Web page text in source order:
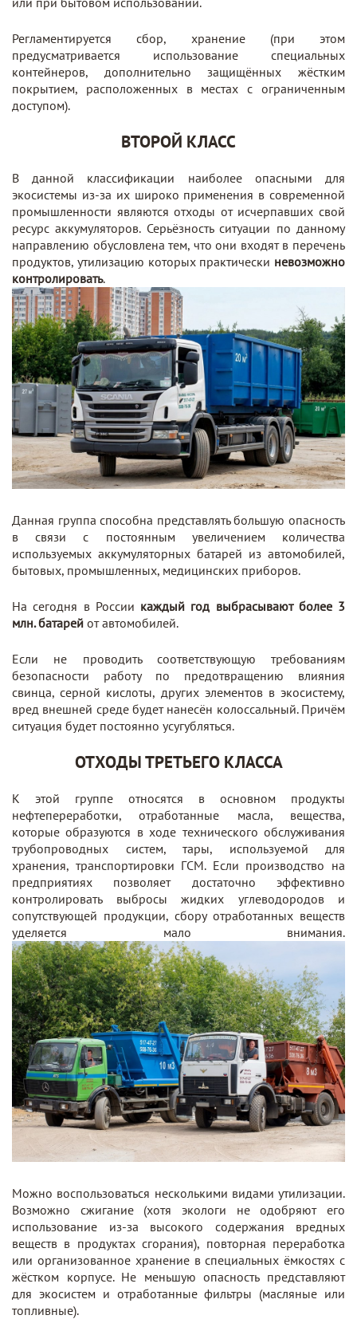
Регламентируется сбор, хранение (при этом
предусматривается использование специальных
контейнеров, дополнительно защищённых жёстким
покрытием, расположенных в местах с ограниченным
доступом).
ВТОРОЙ КЛАСС
В данной классификации наиболее опасными для
экосистемы из-за их широко применения в современной
промышленности являются отходы от исчерпавших свой
ресурс аккумуляторов. Серьёзность ситуации по данному
направлению обусловлена тем, что они входят в перечень
продуктов, утилизацию которых практически невозможно
контролировать.
Данная группа способна представлять большую опасность
в связи с постоянным увеличением количества
используемых аккумуляторных батарей из автомобилей,
бытовых, промышленных, медицинских приборов.
На сегодня в России каждый год выбрасывают более 3
млн. батарей от автомобилей.
Если не проводить соответствующую требованиям
безопасности работу по предотвращению влияния
свинца, серной кислоты, других элементов в экосистему,
вред внешней среде будет нанесён колоссальный. Причём
ситуация будет постоянно усугубляться.
ОТХОДЫ ТРЕТЬЕГО КЛАССА
К этой группе относятся в основном продукты
нефтепереработки, отработанные масла, вещества,
которые образуются в ходе технического обслуживания
трубопроводных систем, тары, используемой для
хранения, транспортировки ГСМ. Если производство на
предприятиях позволяет достаточно эффективно
контролировать выбросы жидких углеводородов и
сопутствующей продукции, сбору отработанных веществ
уделяется мало внимания.
Можно воспользоваться несколькими видами утилизации.
Возможно сжигание (хотя экологи не одобряют его
использование из-за высокого содержания вредных
веществ в продуктах сгорания), повторная переработка
или организованное хранение в специальных ёмкостях с
жёстком корпусе. Не меньшую опасность представляют
для экосистем и отработанные фильтры (масляные или
топливные).